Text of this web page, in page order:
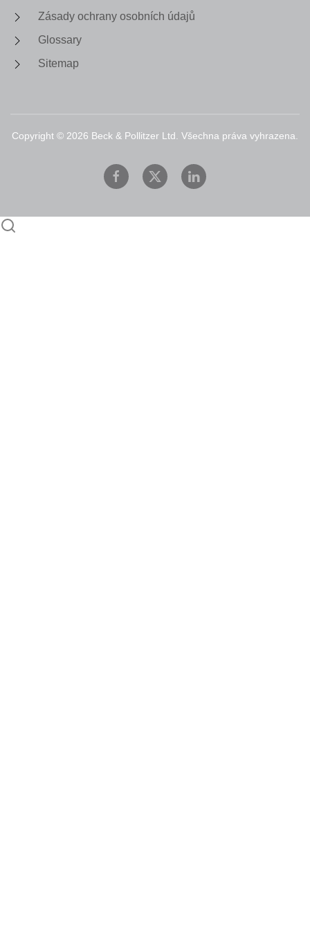
Zásady ochrany osobních údajů
Glossary
Sitemap
Copyright © 2026 Beck & Pollitzer Ltd. Všechna práva vyhrazena.